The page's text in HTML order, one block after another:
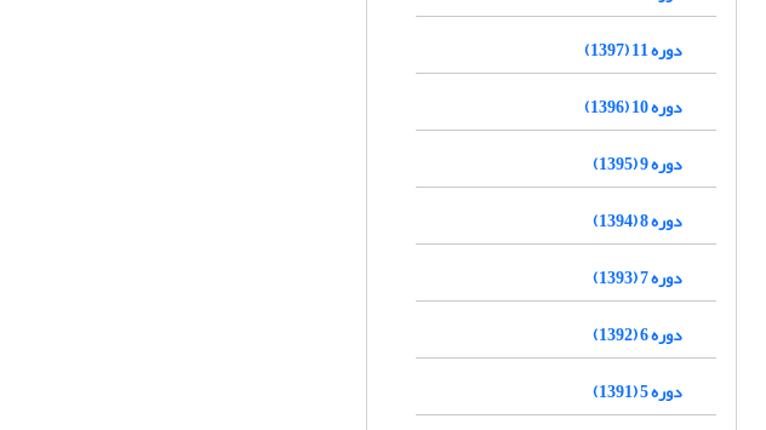
دوره 11 (1397)
دوره 10 (1396)
دوره 9 (1395)
دوره 8 (1394)
دوره 7 (1393)
دوره 6 (1392)
دوره 5 (1391)